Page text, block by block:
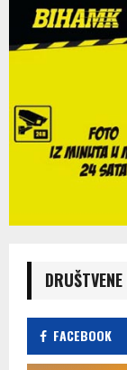
FACEBOOK